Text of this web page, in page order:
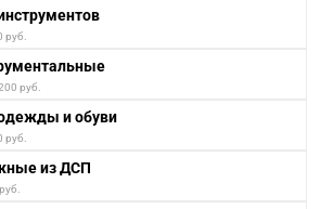
руб.
руб.
и обуви
руб.
из ДСП